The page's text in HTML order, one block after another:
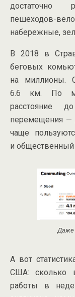
достаточно
пешеходов-
набережные,
В 2018 в
беговых
на миллионы.
6.6 км. По
расстояние
перемещения —
чаще
и общественный
Даже
А вот
США: сколько
работы в